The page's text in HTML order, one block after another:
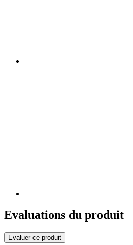
Evaluations du produit
Evaluer ce produit